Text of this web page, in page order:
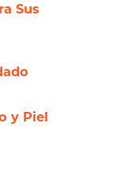
Sus
y Piel